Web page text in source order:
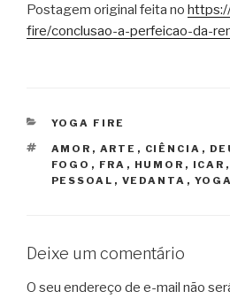
Postagem original feita no
fire/conclusao-a-perfeicao-da-
CATEGORIAS
YOGA FIRE
TAGS
AMOR , ARTE , CIÊNCIA ,
FOGO , FRA , HUMOR , ICAR ,
PESSOAL , VEDANTA , YOGA
Deixe um comentário
O seu endereço de e-mail não